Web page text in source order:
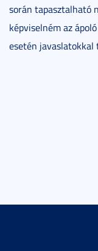
során tapasztalható
képviselném az
esetén javaslatokkal